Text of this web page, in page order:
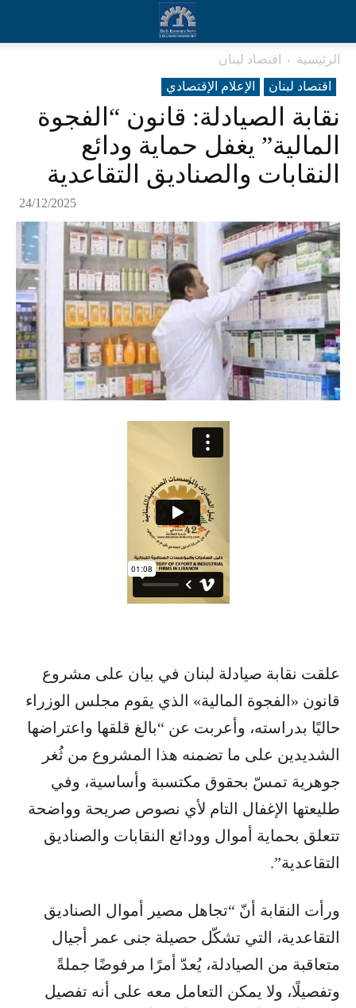
الرئيسية
اقتصاد لبنان
اقتصاد لبنان
الإعلام الإقتصادي
نقابة الصيادلة: قانون “الفجوة
المالية” يغفل حماية ودائع
النقابات والصناديق التقاعدية
24/12/2025
علقت نقابة صيادلة لبنان في بيان على مشروع
قانون «الفجوة المالية» الذي يقوم مجلس الوزراء
حاليًا بدراسته، وأعربت عن “بالغ قلقها واعتراضها
الشديدين على ما تضمنه هذا المشروع من ثُغر
جوهرية تمسّ بحقوق مكتسبة وأساسية، وفي
طليعتها الإغفال التام لأي نصوص صريحة وواضحة
تتعلق بحماية أموال وودائع النقابات والصناديق
التقاعدية”.
ورأت النقابة أنّ “تجاهل مصير أموال الصناديق
التقاعدية، التي تشكّل حصيلة جنى عمر أجيال
متعاقبة من الصيادلة، يُعدّ أمرًا مرفوضًا جملةً
وتفصيلًا، ولا يمكن التعامل معه على أنه تفصيل